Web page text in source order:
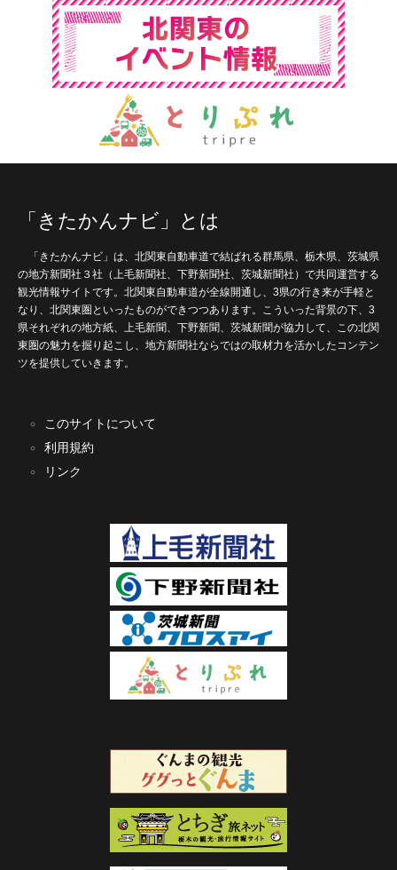
「きたかんナビ」とは
「きたかんナビ」は、北関東自動車道で結ばれる群馬県、栃木県、茨城県
の地方新聞社３社（上毛新聞社、下野新聞社、茨城新聞社）で共同運営する
観光情報サイトです。北関東自動車道が全線開通し、3県の行き来が手軽と
なり、北関東圏といったものができつつあります。こういった背景の下、3
県それぞれの地方紙、上毛新聞、下野新聞、茨城新聞が協力して、この北関
東圏の魅力を掘り起こし、地方新聞社ならではの取材力を活かしたコンテン
ツを提供していきます。
このサイトについて
利用規約
リンク